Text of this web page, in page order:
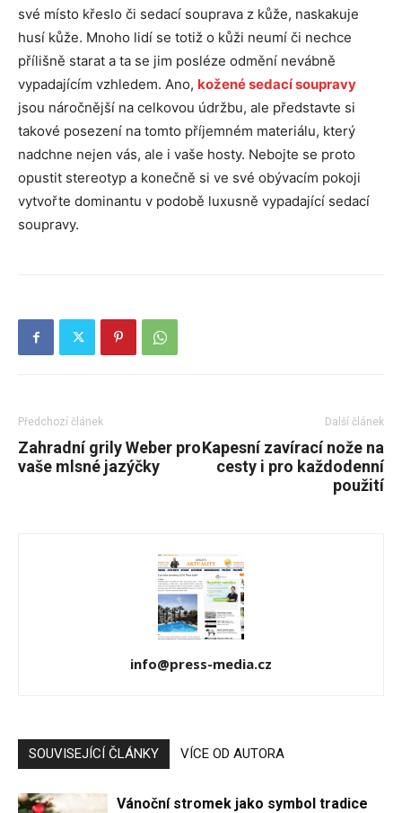
své místo křeslo či sedací souprava z kůže, naskakuje
husí kůže. Mnoho lidí se totiž o kůži neumí či nechce
přílišně starat a ta se jim posléze odmění nevábně
vypadajícím vzhledem. Ano, kožené sedací soupravy
jsou náročnější na celkovou údržbu, ale představte si
takové posezení na tomto příjemném materiálu, který
nadchne nejen vás, ale i vaše hosty. Nebojte se proto
opustit stereotyp a konečně si ve své obývacím pokoji
vytvořte dominantu v podobě luxusně vypadající sedací
soupravy.
Předchozí článek
Zahradní grily Weber pro
vaše mlsné jazýčky
Další článek
Kapesní zavírací nože na
cesty i pro každodenní
použití
info@press-media.cz
SOUVISEJÍCÍ ČLÁNKY VÍCE OD AUTORA
Vánoční stromek jako symbol tradice